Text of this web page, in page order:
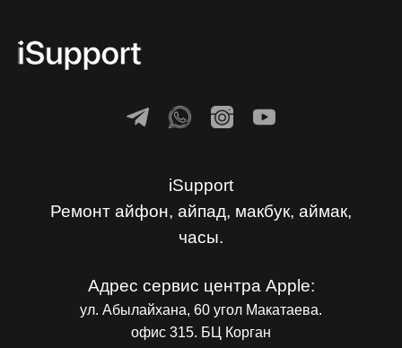
iSupport
Ремонт айфон, айпад, макбук, аймак,
часы.
Адрес сервис центра Apple:
ул. Абылайхана, 60 угол Макатаева.
офис 315. БЦ Корган